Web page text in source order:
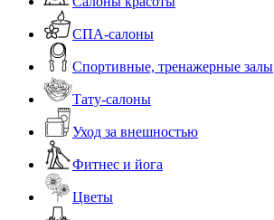
СПА-салоны
Спортивные, тренажерные залы
Тату-салоны
Уход за внешностью
Фитнес и йога
Цветы